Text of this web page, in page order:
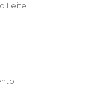
Leite